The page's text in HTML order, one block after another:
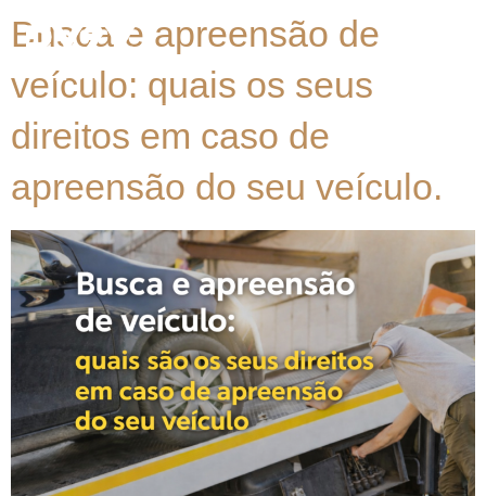
Busca e apreensão de
veículo: quais os seus
direitos em caso de
apreensão do seu veículo.